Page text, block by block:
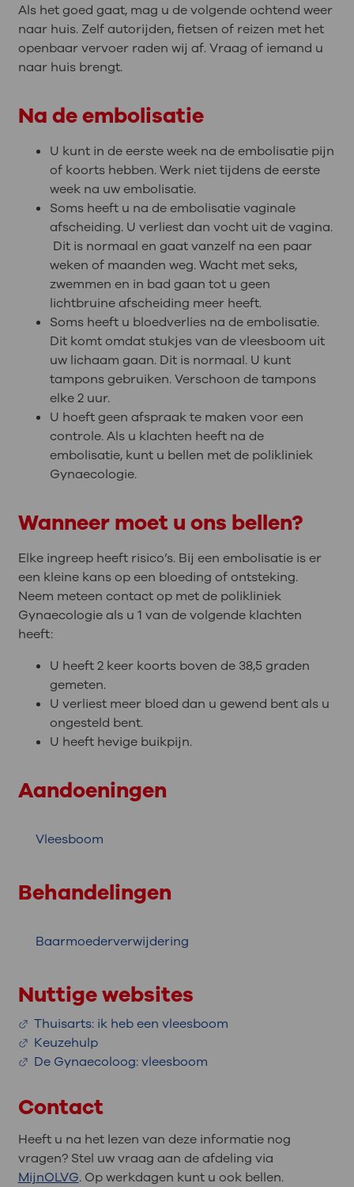
Als het goed gaat, mag u de volgende ochtend weer
naar huis. Zelf autorijden, fietsen of reizen met het
openbaar vervoer raden wij af. Vraag of iemand u
naar huis brengt.
Na de embolisatie
U kunt in de eerste week na de embolisatie pijn
of koorts hebben. Werk niet tijdens de eerste
week na uw embolisatie.
Soms heeft u na de embolisatie vaginale
afscheiding. U verliest dan vocht uit de vagina.
Dit is normaal en gaat vanzelf na een paar
weken of maanden weg. Wacht met seks,
zwemmen en in bad gaan tot u geen
lichtbruine afscheiding meer heeft.
Soms heeft u bloedverlies na de embolisatie.
Dit komt omdat stukjes van de vleesboom uit
uw lichaam gaan. Dit is normaal. U kunt
tampons gebruiken. Verschoon de tampons
elke 2 uur.
U hoeft geen afspraak te maken voor een
controle. Als u klachten heeft na de
embolisatie, kunt u bellen met de polikliniek
Gynaecologie.
Wanneer moet u ons bellen?
Elke ingreep heeft risico’s. Bij een embolisatie is er
een kleine kans op een bloeding of ontsteking.
Neem meteen contact op met de polikliniek
Gynaecologie als u 1 van de volgende klachten
heeft:
U heeft 2 keer koorts boven de 38,5 graden
gemeten.
U verliest meer bloed dan u gewend bent als u
ongesteld bent.
U heeft hevige buikpijn.
Aandoeningen
Vleesboom
Behandelingen
Baarmoederverwijdering
Nuttige websites
Thuisarts: ik heb een vleesboom
Keuzehulp
De Gynaecoloog: vleesboom
Contact
Heeft u na het lezen van deze informatie nog
vragen? Stel uw vraag aan de afdeling via
MijnOLVG. Op werkdagen kunt u ook bellen.